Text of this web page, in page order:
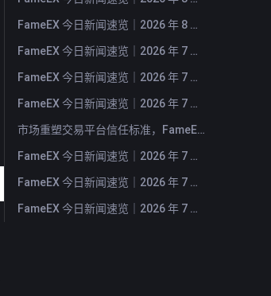
FameEX 今日新闻速览｜2026 年 8 月 3 日
FameEX 今日新闻速览｜2026 年 7 月 31 日
FameEX 今日新闻速览｜2026 年 7 月 30 日
FameEX 今日新闻速览｜2026 年 7 月 29 日
市场重塑交易平台信任标准，FameEX 以八年稳健运营持续服务全球用户
FameEX 今日新闻速览｜2026 年 7 月 28 日
FameEX 今日新闻速览｜2026 年 7 月 27 日
FameEX 今日新闻速览｜2026 年 7 月 24 日